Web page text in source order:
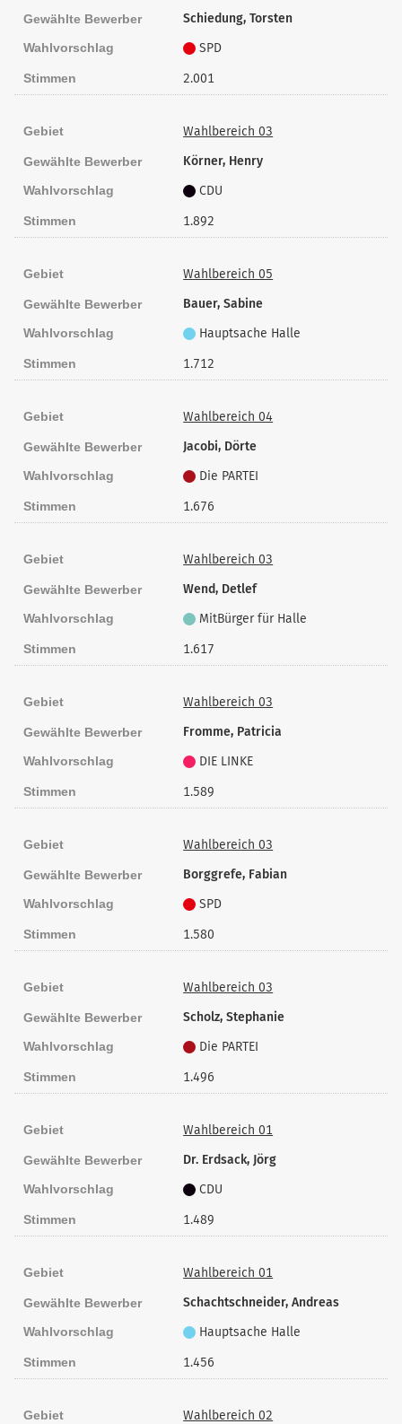
Gewählte Bewerber Schiedung, Torsten
Wahlvorschlag SPD
Stimmen 2.001
Gebiet Wahlbereich 03
Gewählte Bewerber Körner, Henry
Wahlvorschlag CDU
Stimmen 1.892
Gebiet Wahlbereich 05
Gewählte Bewerber Bauer, Sabine
Wahlvorschlag Hauptsache Halle
Stimmen 1.712
Gebiet Wahlbereich 04
Gewählte Bewerber Jacobi, Dörte
Wahlvorschlag Die PARTEI
Stimmen 1.676
Gebiet Wahlbereich 03
Gewählte Bewerber Wend, Detlef
Wahlvorschlag MitBürger für Halle
Stimmen 1.617
Gebiet Wahlbereich 03
Gewählte Bewerber Fromme, Patricia
Wahlvorschlag DIE LINKE
Stimmen 1.589
Gebiet Wahlbereich 03
Gewählte Bewerber Borggrefe, Fabian
Wahlvorschlag SPD
Stimmen 1.580
Gebiet Wahlbereich 03
Gewählte Bewerber Scholz, Stephanie
Wahlvorschlag Die PARTEI
Stimmen 1.496
Gebiet Wahlbereich 01
Gewählte Bewerber Dr. Erdsack, Jörg
Wahlvorschlag CDU
Stimmen 1.489
Gebiet Wahlbereich 01
Gewählte Bewerber Schachtschneider, Andreas
Wahlvorschlag Hauptsache Halle
Stimmen 1.456
Gebiet Wahlbereich 02